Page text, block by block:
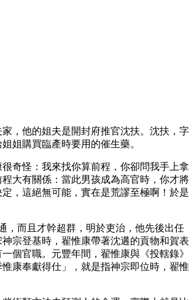
，他的姐夫是開封府推官沈扶。沈扶，字
姐購買臨產時要用的催生藥。
奇怪：我來找你算前程，你卻問我手上拿
大有關係：當此男孩成為高官時，你才將
，這絕無可能，實在是荒謬至極啊！於是
，而且才幹超群，明於吏治，他先後出任
宗登基時，翟惟康帶著沈遘的貢物和賀表
個官職。元豐年間，翟惟康與《投轄錄》
康奉獻得仕」，就是指神宗即位時，翟惟